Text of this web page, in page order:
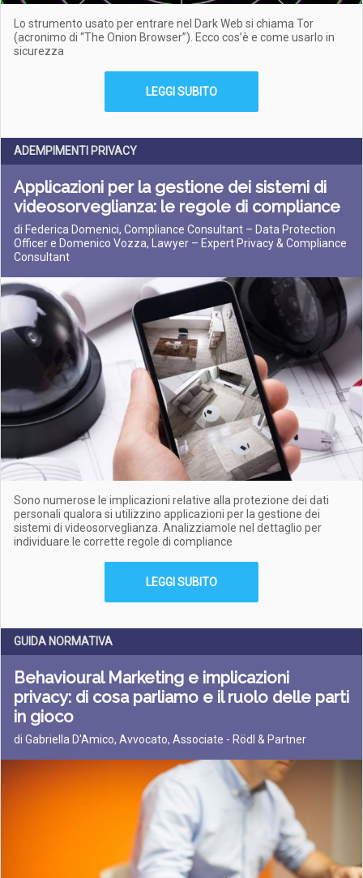
Lo strumento usato per entrare nel Dark Web si chiama Tor
(acronimo di “The Onion Browser”). Ecco cos’è e come usarlo in
sicurezza
LEGGI SUBITO
ADEMPIMENTI PRIVACY
Applicazioni per la gestione dei sistemi di
videosorveglianza: le regole di compliance
di Federica Domenici, Compliance Consultant – Data Protection
Officer e Domenico Vozza, Lawyer – Expert Privacy & Compliance
Consultant
Sono numerose le implicazioni relative alla protezione dei dati
personali qualora si utilizzino applicazioni per la gestione dei
sistemi di videosorveglianza. Analizziamole nel dettaglio per
individuare le corrette regole di compliance
LEGGI SUBITO
GUIDA NORMATIVA
Behavioural Marketing e implicazioni
privacy: di cosa parliamo e il ruolo delle parti
in gioco
di Gabriella D'Amico, Avvocato, Associate - Rödl & Partner